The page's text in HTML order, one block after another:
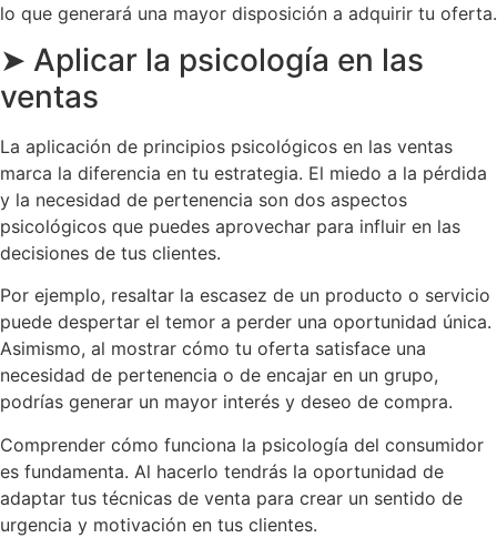
lo que generará una mayor disposición a adquirir tu oferta.
➤ Aplicar la psicología en las
ventas
La aplicación de principios psicológicos en las ventas
marca la diferencia en tu estrategia. El miedo a la pérdida
y la necesidad de pertenencia son dos aspectos
psicológicos que puedes aprovechar para influir en las
decisiones de tus clientes.
Por ejemplo, resaltar la escasez de un producto o servicio
puede despertar el temor a perder una oportunidad única.
Asimismo, al mostrar cómo tu oferta satisface una
necesidad de pertenencia o de encajar en un grupo,
podrías generar un mayor interés y deseo de compra.
Comprender cómo funciona la psicología del consumidor
es fundamenta. Al hacerlo tendrás la oportunidad de
adaptar tus técnicas de venta para crear un sentido de
urgencia y motivación en tus clientes.